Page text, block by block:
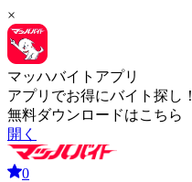
×
マッハバイトアプリ
アプリでお得にバイト探し！
無料ダウンロードはこちら
開く
0